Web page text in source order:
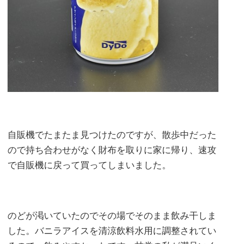
自販機でたまたま見つけたのですが、散歩中だった
ので持ち合わせがなく財布を取りに家に帰り、速攻
で自販機に戻って買ってしまいました。
のどが渇いていたのでその場でそのまま飲み干しま
した。バニラアイスを清涼飲料水用に調整されてい